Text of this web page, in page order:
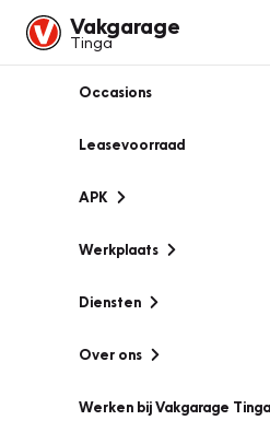
Vakgarage
Tinga
Occasions
Leasevoorraad
APK
Werkplaats
Diensten
Over ons
Werken bij Vakgarage Tinga